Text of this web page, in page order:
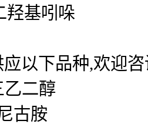
羟基吲哚
以下品种,欢迎
乙二醇
古胺